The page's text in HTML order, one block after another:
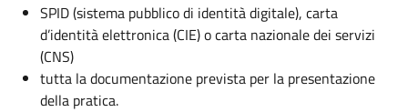
SPID (sistema pubblico di identità digitale), carta
d’identità elettronica (CIE) o carta nazionale dei servizi
(CNS)
tutta la documentazione prevista per la presentazione
della pratica.